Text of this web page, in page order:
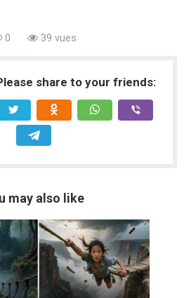
0 39 vues
share to your friends:
may also like